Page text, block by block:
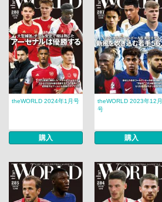
theWORLD 2024年1月号
購入
theWORLD 2023年12月
号
購入